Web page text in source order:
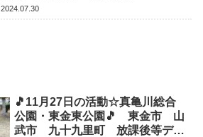
2024.07.30
🎵11月27日の活動☆真亀川総合
公園・東金東公園🎵 東金市 山
武市 九十九里町 放課後等デイ